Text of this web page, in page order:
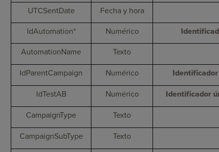
UTCSentDate Fecha y hora
IdAutomation* Numérico
AutomationName Texto
IdParentCampaign Numérico
IdTestAB Numérico Identificador
CampaignType Texto
CampaignSubType Texto